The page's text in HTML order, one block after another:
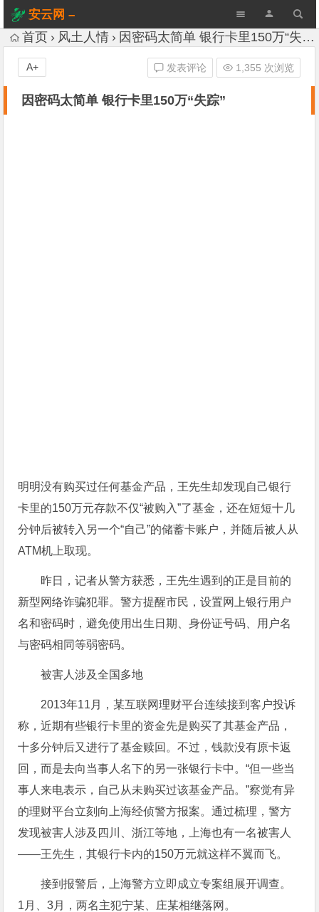
安云网 –
AnYun.ORG
首页 风土人情 因密码太简单 银行卡里150万“失踪”
因密码太简单 银行卡里150万“失踪”
发表评论 1,355 次浏览
A+
明明没有购买过任何基金产品，王先生却发现自己银行
卡里的150万元存款不仅“被购入”了基金，还在短短十几
分钟后被转入另一个“自己”的储蓄卡账户，并随后被人从
ATM机上取现。
昨日，记者从警方获悉，王先生遇到的正是目前的
新型网络诈骗犯罪。警方提醒市民，设置网上银行用户
名和密码时，避免使用出生日期、身份证号码、用户名
与密码相同等弱密码。
被害人涉及全国多地
2013年11月，某互联网理财平台连续接到客户投诉
称，近期有些银行卡里的资金先是购买了其基金产品，
十多分钟后又进行了基金赎回。不过，钱款没有原卡返
回，而是去向当事人名下的另一张银行卡中。“但一些当
事人来电表示，自己从未购买过该基金产品。”察觉有异
的理财平台立刻向上海经侦警方报案。通过梳理，警方
发现被害人涉及四川、浙江等地，上海也有一名被害人
——王先生，其银行卡内的150万元就这样不翼而飞。
接到报警后，上海警方立即成立专案组展开调查。
1月、3月，两名主犯宁某、庄某相继落网。